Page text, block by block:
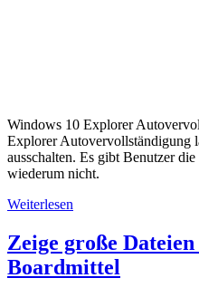
Windows 10 Explorer
Explorer Autovervollständigung
ausschalten. Es gibt Benutzer
wiederum nicht.
Weiterlesen
Zeige große
Boardmittel